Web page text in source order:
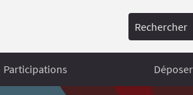
Rechercher
Participations